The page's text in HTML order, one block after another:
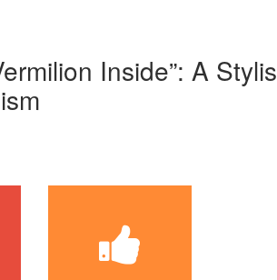
Inside”: A